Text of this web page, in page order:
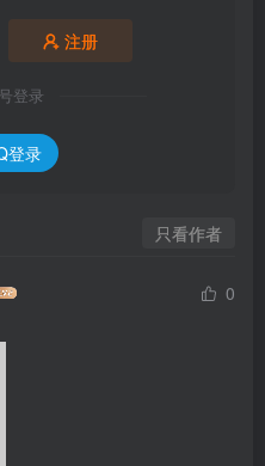
注册
登录
登录
只看作者
0